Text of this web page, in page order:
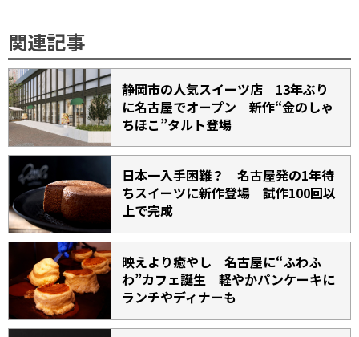
関連記事
静岡市の人気スイーツ店 13年ぶり
に名古屋でオープン 新作“金のしゃ
ちほこ”タルト登場
日本一入手困難？ 名古屋発の1年待
ちスイーツに新作登場 試作100回以
上で完成
映えより癒やし 名古屋に“ふわふ
わ”カフェ誕生 軽やかパンケーキに
ランチやディナーも